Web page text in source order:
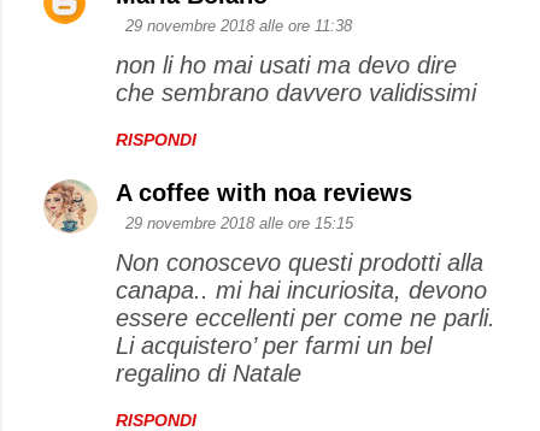
29 novembre 2018 alle ore 11:38
non li ho mai usati ma devo dire
che sembrano davvero validissimi
RISPONDI
A coffee with noa reviews
29 novembre 2018 alle ore 15:15
Non conoscevo questi prodotti alla
canapa.. mi hai incuriosita, devono
essere eccellenti per come ne parli.
Li acquistero’ per farmi un bel
regalino di Natale
RISPONDI